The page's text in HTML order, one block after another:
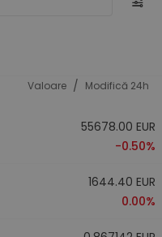
Valoare / Modifică 24h
55678.00 EUR
-0.50%
1644.40 EUR
0.00%